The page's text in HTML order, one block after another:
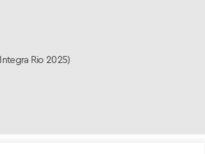
Rio 2025)